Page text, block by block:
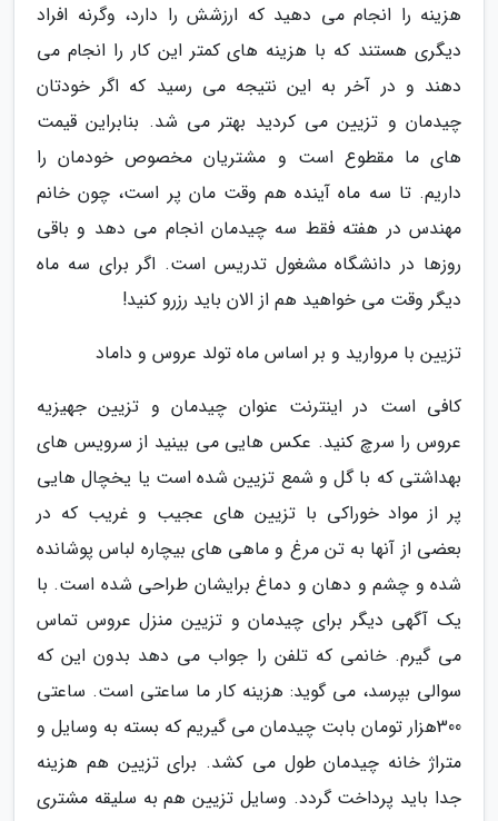
هزینه را انجام می دهید که ارزشش را دارد، وگرنه افراد
دیگری هستند که با هزینه های کمتر این کار را انجام می
دهند و در آخر به این نتیجه می رسید که اگر خودتان
چیدمان و تزیین می کردید بهتر می شد. بنابراین قیمت
های ما مقطوع است و مشتریان مخصوص خودمان را
داریم. تا سه ماه آینده هم وقت مان پر است، چون خانم
مهندس در هفته فقط سه چیدمان انجام می دهد و باقی
روزها در دانشگاه مشغول تدریس است. اگر برای سه ماه
دیگر وقت می خواهید هم از الان باید رزرو کنید!
تزیین با مروارید و بر اساس ماه تولد عروس و داماد
کافی است در اینترنت عنوان چیدمان و تزیین جهیزیه
عروس را سرچ کنید. عکس هایی می بینید از سرویس های
بهداشتی که با گل و شمع تزیین شده است یا یخچال هایی
پر از مواد خوراکی با تزیین های عجیب و غریب که در
بعضی از آنها به تن مرغ و ماهی های بیچاره لباس پوشانده
شده و چشم و دهان و دماغ برایشان طراحی شده است. با
یک آگهی دیگر برای چیدمان و تزیین منزل عروس تماس
می گیرم. خانمی که تلفن را جواب می دهد بدون این که
سوالی بپرسد، می گوید: هزینه کار ما ساعتی است. ساعتی
300هزار تومان بابت چیدمان می گیریم که بسته به وسایل و
متراژ خانه چیدمان طول می کشد. برای تزیین هم هزینه
جدا باید پرداخت گردد. وسایل تزیین هم به سلیقه مشتری